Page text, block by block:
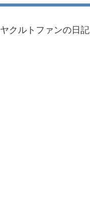
ヤクルトファンの日記